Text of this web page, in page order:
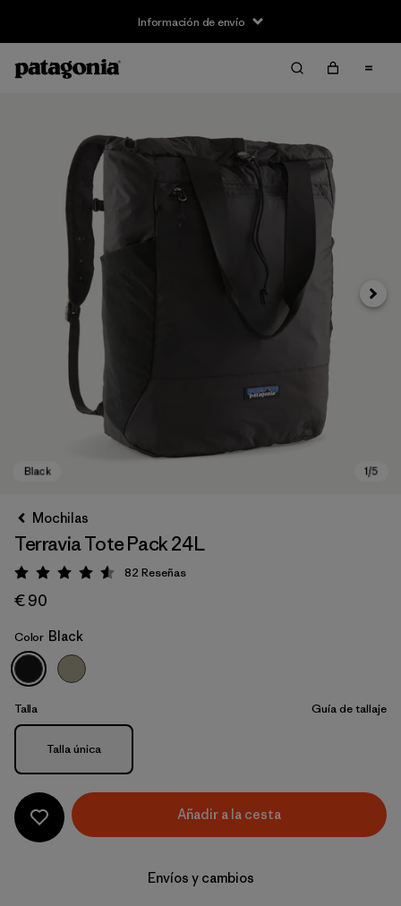
Información de envío
Black
Mochilas
Terravia Tote Pack 24L
Puntuación: 4.5 / 5
82 Reseñas
€ 90
Color Black
Talla Guía de tallaje
Talla
Talla única
Añadir a la cesta
Envíos y cambios